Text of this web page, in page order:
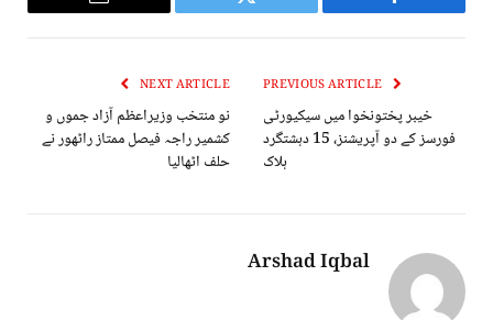
Facebook
Twitter
Email
خیبر پختونخوا میں سیکیورٹی
فورسز کے دو آپریشنز، 15 دہشتگرد
ہلاک
NEXT ARTICLE
نو منتخب وزیراعظم آزاد جموں و
کشمیر راجہ فیصل ممتاز راٹھور نے
حلف اٹھالیا
Arshad Iqbal